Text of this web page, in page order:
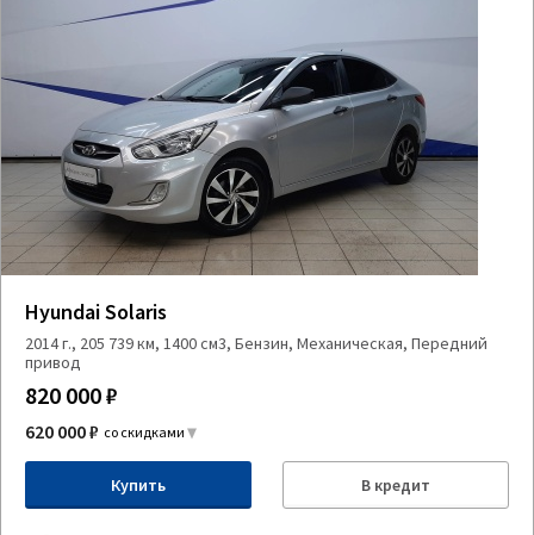
Hyundai Solaris
2014 г., 205 739 км, 1400 см3, Бензин, Механическая, Передний
привод
820 000 ₽
620 000 ₽ со скидками
Купить В кредит